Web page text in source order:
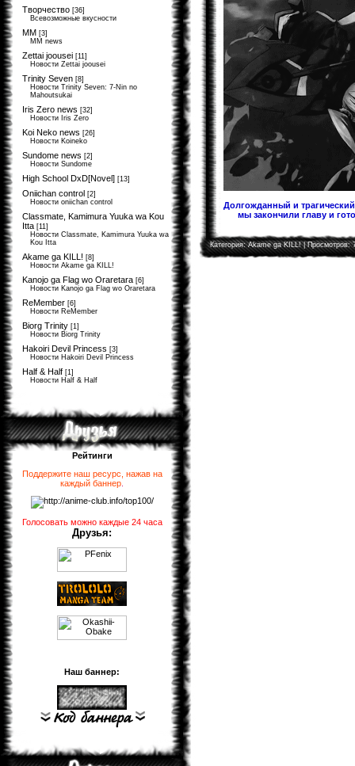
Творчество [36]
Всевозможные вкусности
MM [3]
MM news
Zettai joousei [11]
Новости Zettai joousei
Trinity Seven [8]
Новости Trinity Seven: 7-Nin no
Mahoutsukai
Iris Zero news [32]
Новости Iris Zero
Koi Neko news [26]
Новости Koineko
Sundome news [2]
Новости Sundome
High School DxD[Novel] [13]
Oniichan control [2]
Новости oniichan control
Classmate, Kamimura Yuuka wa Kou
Itta [11]
Новости Classmate, Kamimura Yuuka wa
Kou Itta
Akame ga KILL! [8]
Новости Akame ga KILL!
Kanojo ga Flag wo Oraretara [6]
Новости Kanojo ga Flag wo Oraretara
ReMember [6]
Новости ReMember
Biorg Trinity [1]
Новости Biorg Trinity
Hakoiri Devil Princess [3]
Новости Hakoiri Devil Princess
Half & Half [1]
Новости Half & Half
Рейтинги
Поддержите наш ресурс, нажав на
каждый баннер
Голосовать можно каждые 24 часа
Друзья:
Наш баннер:
Долгожданный и
мы закончили главу и
Категория:Akame ga KILL!| Просмотров: